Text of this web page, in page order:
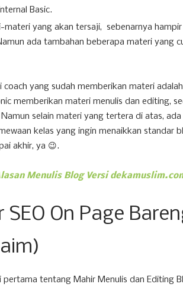
Basic.
materi yang akan tersaji, sebenarnya
ada tambahan beberapa materi yang
coach yang sudah memberikan materi
memberikan materi menulis dan editing,
Namun selain materi yang tertera di atas,
kelas yang ingin menaikkan standar
akhir, ya 😉.
Menulis Blog Versi
SEO On Page
pertama tentang Mahir Menulis dan Editing